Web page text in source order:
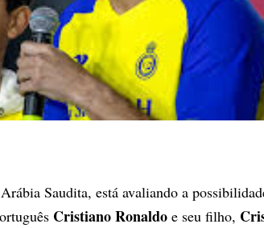
Saudita, está avaliando a
Cristiano Ronaldo e seu filho,